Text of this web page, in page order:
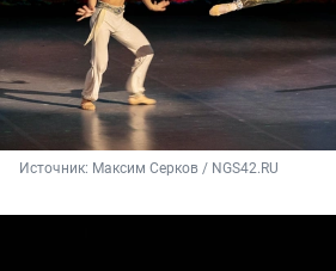
Источник: Максим Серков / NGS42.RU